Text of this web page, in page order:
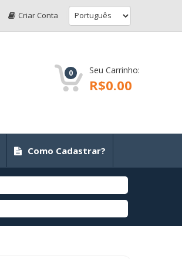
Criar Conta
0 Seu Carrinho:
R$0.00
Como Cadastrar?